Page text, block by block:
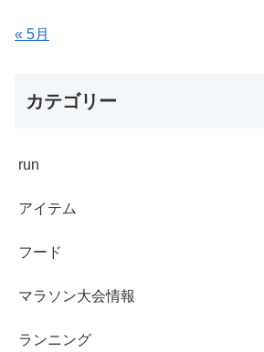
« 5月
カテゴリー
run
アイテム
フード
マラソン大会情報
ランニング